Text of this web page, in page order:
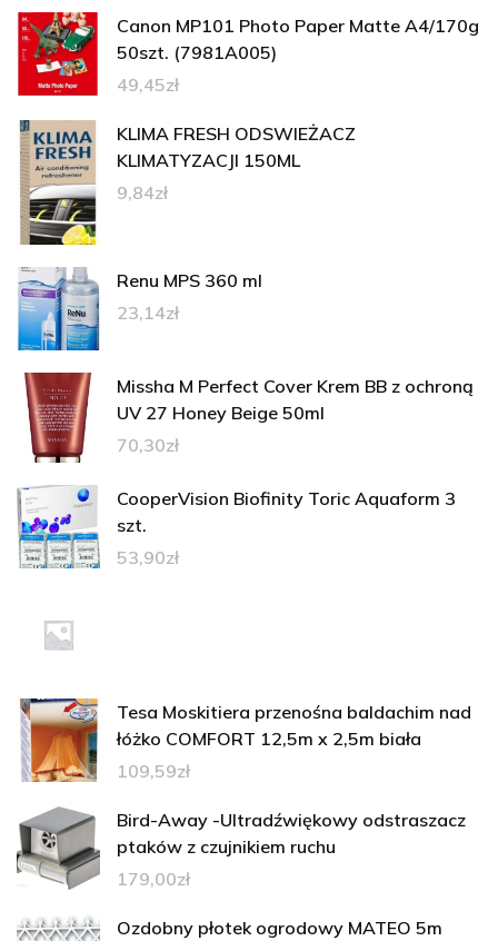
Canon MP101 Photo Paper Matte A4/170g
50szt. (7981A005)
49,45zł
KLIMA FRESH ODSWIEŻACZ
KLIMATYZACJI 150ML
9,84zł
Renu MPS 360 ml
23,14zł
Missha M Perfect Cover Krem BB z ochroną
UV 27 Honey Beige 50ml
70,30zł
CooperVision Biofinity Toric Aquaform 3
szt.
53,90zł
Tesa Moskitiera przenośna baldachim nad
łóżko COMFORT 12,5m x 2,5m biała
109,59zł
Bird-Away -Ultradźwiękowy odstraszacz
ptaków z czujnikiem ruchu
179,00zł
Ozdobny płotek ogrodowy MATEO 5m